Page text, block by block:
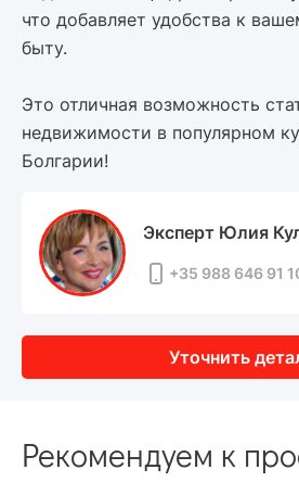
что добавляет удобства к
быту.
Это отличная возможность
недвижимости в популярном
Болгарии!
Эксперт Юлия
+35 988 646 91
Уточнить
Рекомендуем к